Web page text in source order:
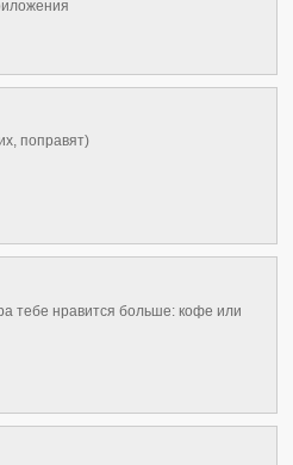
поправят)
тебе нравится больше: кофе или